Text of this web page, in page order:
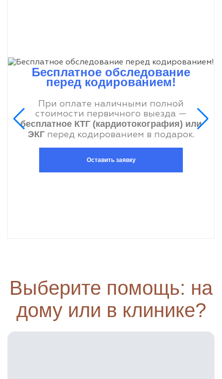
Бесплатное обследование
перед кодированием!
При оплате наличными полной
стоимости первичного выезда —
бесплатное КТГ (кардиотокография) или
ЭКГперед кодированием в подарок.
Оставить заявку
Выберите помощь: на
дому или в клинике?